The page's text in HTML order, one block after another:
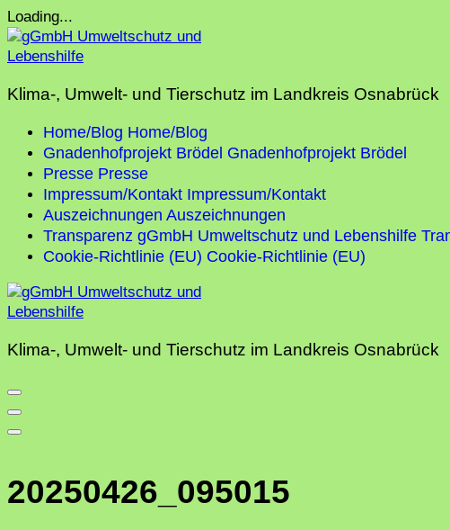
Skip
to
content
Loading...
Klima-, Umwelt- und Tierschutz im Landkreis Osnabrück
Home/Blog Home/Blog
Gnadenhofprojekt Brödel Gnadenhofprojekt Brödel
Presse Presse
Impressum/Kontakt Impressum/Kontakt
Auszeichnungen Auszeichnungen
Transparenz gGmbH Umweltschutz und Lebenshilfe
Cookie-Richtlinie (EU) Cookie-Richtlinie (EU)
Klima-, Umwelt- und Tierschutz im Landkreis Osnabrück
20250426_095015